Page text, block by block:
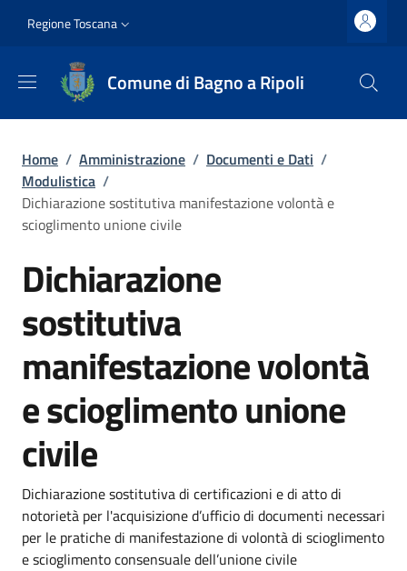
Slim top
Regione Toscana
Comune di Bagno a Ripoli
Briciole di pane
Home / Amministrazione / Documenti e Dati /
Modulistica /
Dichiarazione sostitutiva manifestazione volontà e
scioglimento unione civile
Dichiarazione
sostitutiva
manifestazione volontà
e scioglimento unione
civile
Dettagli
Dichiarazione sostitutiva di certificazioni e di atto di
notorietà per l'acquisizione d’ufficio di documenti necessari
per le pratiche di manifestazione di volontà di scioglimento
e scioglimento consensuale dell’unione civile